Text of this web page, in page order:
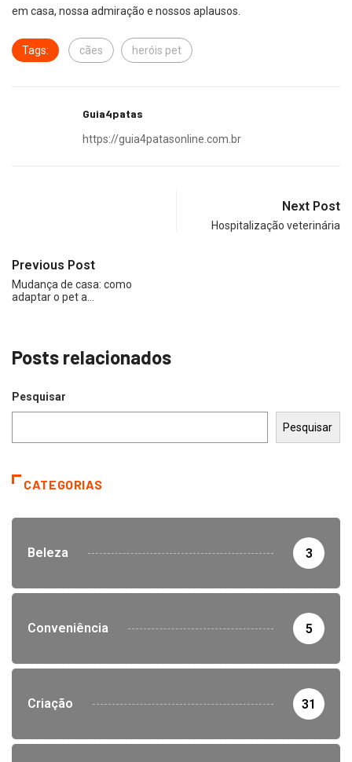
em casa, nossa admiração e nossos aplausos.
Tags: cães heróis pet
Guia4patas
https://guia4patasonline.com.br
Previous Post
Mudança de casa: como
adaptar o pet a…
Next Post
Hospitalização veterinária
Posts relacionados
Pesquisar
Pesquisar
CATEGORIAS
Beleza 3
Conveniência 5
Criação 31